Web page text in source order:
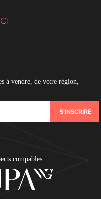
à vendre, de votre région,
compables